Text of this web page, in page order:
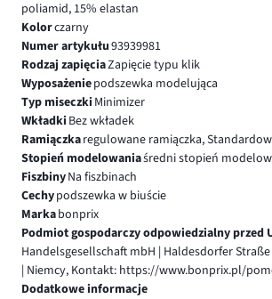
poliamid, 15% elastan
Kolorczarny
Numer artykułu93939981
Rodzaj zapięciaZapięcie typu klik
Wyposażeniepodszewka modelująca
Typ miseczki Minimizer
Wkładki Bez wkładek
Ramiączkaregulowane ramiączka,
Stopień modelowaniaśredni stopień
FiszbinyNa fiszbinach
Cechypodszewka w biuście
Markabonprix
Podmiot gospodarczy odpowiedzialny przed
Handelsgesellschaft mbH | Haldesdorfer
| Niemcy, Kontakt: https://www.bonprix.pl/
Dodatkowe informacje